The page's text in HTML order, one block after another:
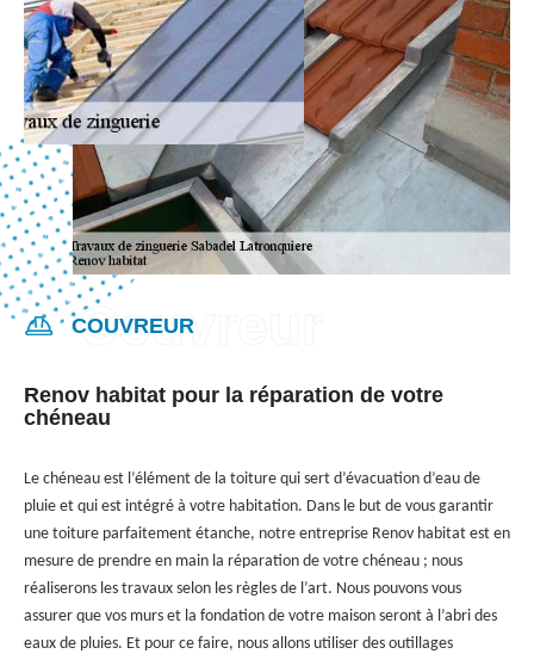
COUVREUR
Renov habitat pour la réparation de votre
chéneau
Le chéneau est l’élément de la toiture qui sert d’évacuation d’eau de
pluie et qui est intégré à votre habitation. Dans le but de vous garantir
une toiture parfaitement étanche, notre entreprise Renov habitat est en
mesure de prendre en main la réparation de votre chéneau ; nous
réaliserons les travaux selon les règles de l’art. Nous pouvons vous
assurer que vos murs et la fondation de votre maison seront à l’abri des
eaux de pluies. Et pour ce faire, nous allons utiliser des outillages